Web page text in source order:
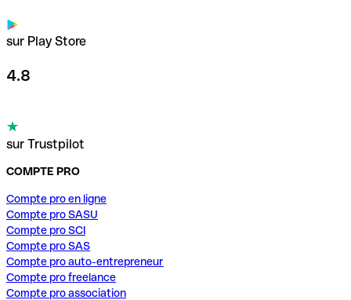
sur Play Store
4.8
sur Trustpilot
COMPTE PRO
Compte pro en ligne
Compte pro SASU
Compte pro SCI
Compte pro SAS
Compte pro auto-entrepreneur
Compte pro freelance
Compte pro association